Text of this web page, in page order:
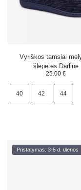
Vyriškos tamsiai
šlepetės Darline
25.00 €
40 42 44
Pristatymas: 3-5 d. dienos